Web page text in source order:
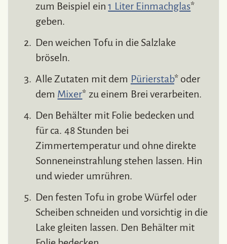
zum Beispiel ein1 Liter Einmachglas*
geben.
Den weichen Tofu in die Salzlake
bröseln.
Alle Zutaten mit dem Pürierstab* oder
dem Mixer* zu einem Brei verarbeiten.
Den Behälter mit Folie bedecken und
für ca. 48 Stunden bei
Zimmertemperatur und ohne direkte
Sonneneinstrahlung stehen lassen. Hin
und wieder umrühren.
Den festen Tofu in grobe Würfel oder
Scheiben schneiden und vorsichtig in die
Lake gleiten lassen. Den Behälter mit